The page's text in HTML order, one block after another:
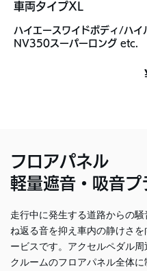
車両タイプXL
ハイエースワイドボディ/ハイ
NV350スーパーロング etc.
フロアパネル
軽量遮音・吸音プ
走行中に発生する道路からの
ね返る音を抑え車内の静けさ
ービスです。アクセルペダル
クルームのフロアパネル全体